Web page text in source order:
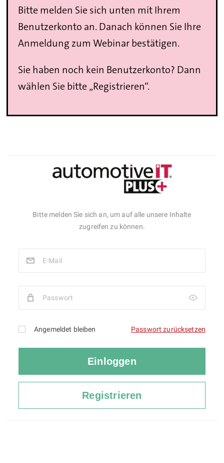
Bitte melden Sie sich unten mit Ihrem
Benutzerkonto an. Danach können Sie Ihre
Anmeldung zum Webinar bestätigen.
Sie haben noch kein Benutzerkonto? Dann
wählen Sie bitte „Registrieren“.